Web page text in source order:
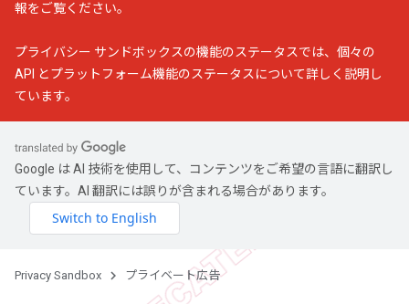
報をご覧ください。
プライバシー サンドボックスの機能のステータスでは、個々の
API とプラットフォーム機能のステータスについて詳しく説明し
ています。
Google は AI 技術を使用して、コンテンツをご希望の言語に翻訳し
ています。AI 翻訳には誤りが含まれる場合があります。
Privacy Sandbox プライベート広告